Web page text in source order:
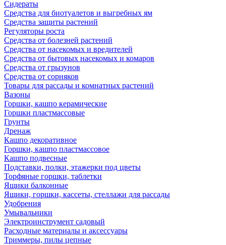
Сидераты
Средства для биотуалетов и выгребных ям
Средства защиты растений
Регуляторы роста
Средства от болезней растений
Средства от насекомых и вредителей
Средства от бытовых насекомых и комаров
Средства от грызунов
Средства от сорняков
Товары для рассады и комнатных растений
Вазоны
Горшки, кашпо керамические
Горшки пластмассовые
Грунты
Дренаж
Кашпо декоративное
Горшки, кашпо пластмассовое
Кашпо подвесные
Подставки, полки, этажерки под цветы
Торфяные горшки, таблетки
Ящики балконные
Ящики, горшки, кассеты, стеллажи для рассады
Удобрения
Умывальники
Электроинструмент садовый
Расходные материалы и аксессуары
Триммеры, пилы цепные